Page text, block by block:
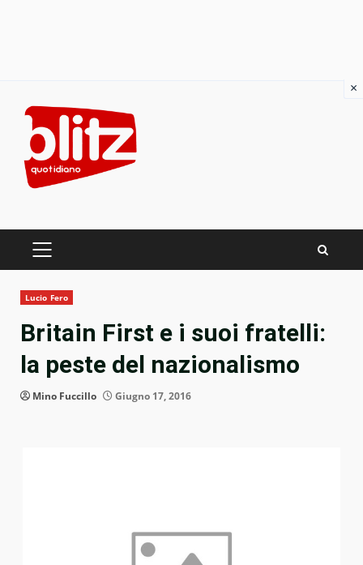
content
PRIMARY
Lucio Fero
Britain First e i suoi fratelli:
la peste del nazionalismo
Mino Fuccillo Giugno 17, 2016
×